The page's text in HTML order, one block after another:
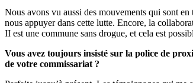
Nous avons vu aussi des mouvements qui sont
nous appuyer dans cette lutte. Encore, la
II est une commune sans drogue, et cela est
Vous avez toujours insisté sur la police de
de votre commissariat ?